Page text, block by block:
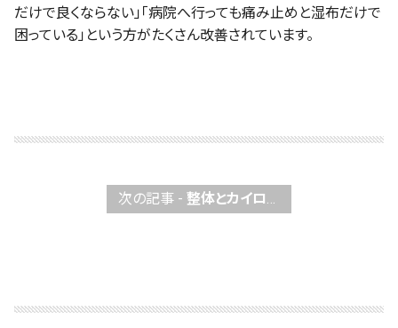
だけで良くならない」「病院へ行っても痛み止めと湿布だけで
困っている」という方がたくさん改善されています。
次の記事 - 整体とカイロプラクティックの違い